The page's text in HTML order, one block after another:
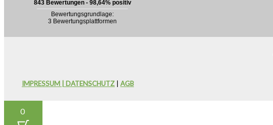
IMPRESSUM | DATENSCHUTZ AGB
0